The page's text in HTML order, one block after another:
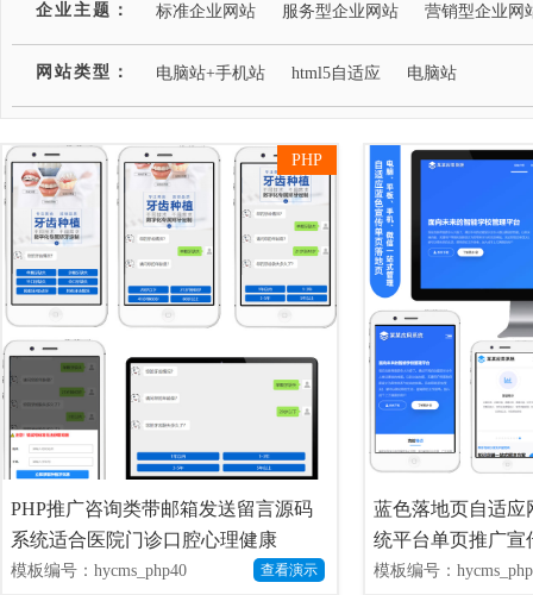
企业主题： 标准企业网站 服务型企业网站 营销型企业网
网站类型： 电脑站+手机站 html5自适应 电脑站
PHP
PHP推广咨询类带邮箱发送留言源码
系统适合医院门诊口腔心理健康
模板编号：hycms_php40 查看演示
蓝色落地页自适应
统平台单页推广宣
模板编号：